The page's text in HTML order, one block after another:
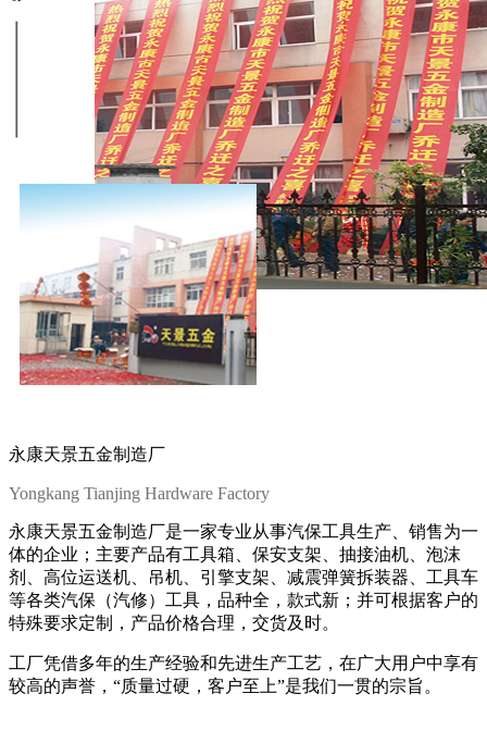
永康天景五金制造厂
Yongkang Tianjing Hardware Factory
永康天景五金制造厂是一家专业从事汽保工具生产、销售为一
体的企业；主要产品有工具箱、保安支架、抽接油机、泡沫
剂、高位运送机、吊机、引擎支架、减震弹簧拆装器、工具车
等各类汽保（汽修）工具，品种全，款式新；并可根据客户的
特殊要求定制，产品价格合理，交货及时。
工厂凭借多年的生产经验和先进生产工艺，在广大用户中享有
较高的声誉，“质量过硬，客户至上”是我们一贯的宗旨。